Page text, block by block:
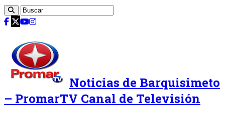
Noticias de Barquisimeto
– PromarTV Canal de Televisión